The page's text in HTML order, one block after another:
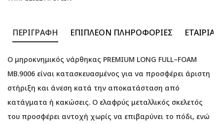
ΠΕΡΙΓΡΑΦΉ ΕΠΙΠΛΈΟΝ ΠΛΗΡΟΦΟΡΊΕΣ ΕΤΑΙΡΊΑ
Ο μηροκνημικός νάρθηκας PREMIUM LONG FULL–FOAM
MB.9006 είναι κατασκευασμένος για να προσφέρει άριστη
στήριξη και άνεση κατά την αποκατάσταση από
κατάγματα ή κακώσεις. Ο ελαφρύς μεταλλικός σκελετός
του προσφέρει αντοχή χωρίς να επιβαρύνει το πόδι, ενώ